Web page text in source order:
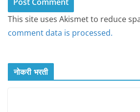
This site uses Akismet to reduce
comment data is processed.
नोकरी भरती